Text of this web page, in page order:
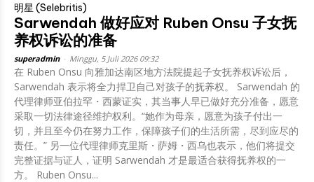
明星 (Selebritis)
Sarwendah 做好应对 Ruben Onsu 子女抚
养权诉讼的准备
superadmin Minggu, 5 Juli 2026 09:32
在 Ruben Onsu 向雅加达南区地方法院提起子女抚养权诉讼后，
Sarwendah 表示将全力捍卫自己对孩子的抚养权。 Sarwendah 的
代理律师亚伯拉罕・西蒙证实，其当事人早已做好充分准备，愿意
采取一切法律途径维护权利。“她作为母亲，愿意为孩子付出一
切，并且至今仍在努力工作，保障孩子们的生活所需，尽到应尽的
责任。” 另一位代理律师克里斯・萨姆・西乌也表示，他们将提交
完整证据与证人，证明 Sarwendah 才是最适合获得抚养权的一
方。 Ruben Onsu...